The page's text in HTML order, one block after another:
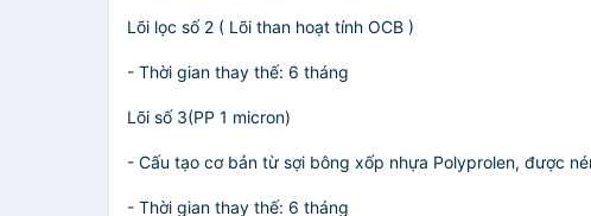
Lõi lọc số 2 ( Lõi than hoạt tính OCB )
- Thời gian thay thế: 6 tháng
Lõi số 3(PP 1 micron)
- Cấu tạo cơ bản từ sợi bông xốp nhựa Polyprolen, được
- Thời gian thay thế: 6 tháng